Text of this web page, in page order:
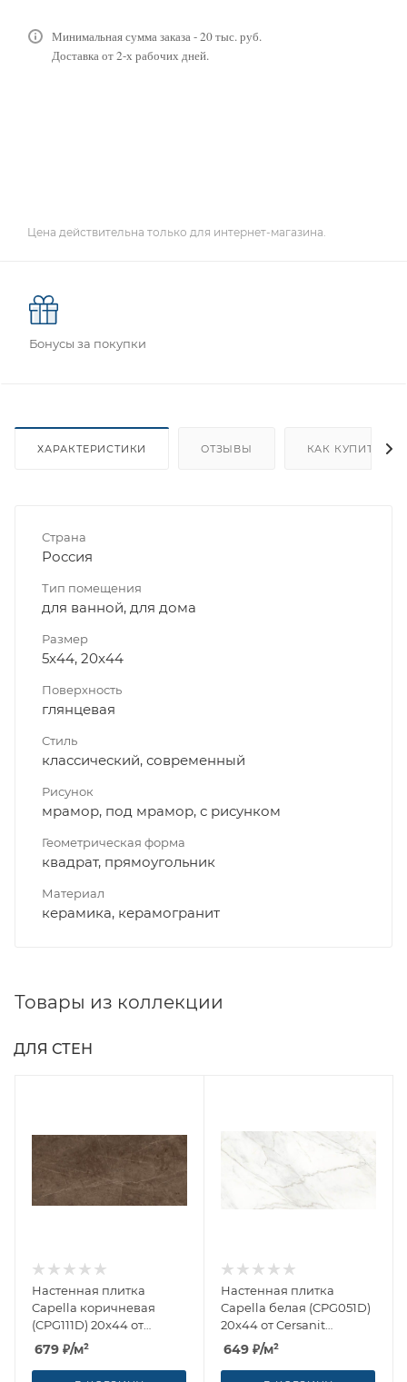
Минимальная сумма заказа - 20 тыс. руб.
Доставка от 2-х рабочих дней.
Цена действительна только для интернет-магазина.
Бонусы за покупки
ХАРАКТЕРИСТИКИ ОТЗЫВЫ КАК КУПИТЬ
Страна
Россия
Тип помещения
для ванной, для дома
Размер
5x44, 20x44
Поверхность
глянцевая
Стиль
классический, современный
Рисунок
мрамор, под мрамор, с рисунком
Геометрическая форма
квадрат, прямоугольник
Материал
керамика, керамогранит
Товары из коллекции
ДЛЯ СТЕН
Настенная плитка
Capella коричневая
(CPG111D) 20x44 от
Cersanit (Россия)
679 ₽/м²
Настенная плитка
Capella белая (CPG051D)
20x44 от Cersanit
(Россия)
649 ₽/м²